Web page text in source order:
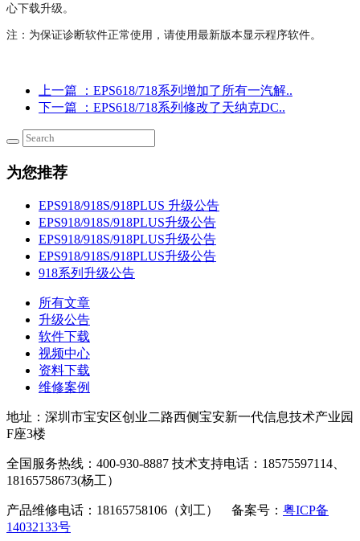
心下载升级。
注：为保证诊断软件正常使用，请使用最新版本显示程序软件。
上一篇
：EPS618/718系列增加了所有一汽解..
下一篇
：EPS618/718系列修改了天纳克DC..
为您推荐
EPS918/918S/918PLUS 升级公告
EPS918/918S/918PLUS升级公告
EPS918/918S/918PLUS升级公告
EPS918/918S/918PLUS升级公告
918系列升级公告
所有文章
升级公告
软件下载
视频中心
资料下载
维修案例
地址：深圳市宝安区创业二路西侧宝安新一代信息技术产业园
F座3楼
全国服务热线：400-930-8887 技术支持电话：18575597114、
18165758673(杨工）
产品维修电话：18165758106（刘工） 备案号： 粤ICP备
14032133号